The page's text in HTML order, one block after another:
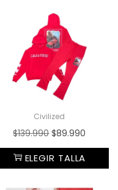
Civilized
$139.990 $89.990
ELEGIR TALLA